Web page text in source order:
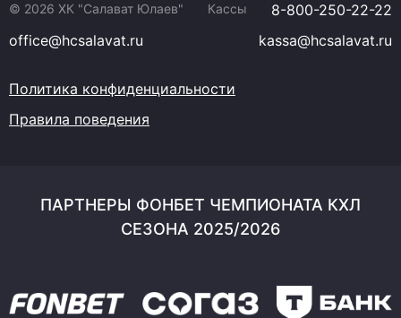
© 2026 ХК "Салават Юлаев" Кассы
8-800-250-22-22
office@hcsalavat.ru
kassa@hcsalavat.ru
Политика конфиденциальности
Правила поведения
ПАРТНЕРЫ ФОНБЕТ ЧЕМПИОНАТА КХЛ
СЕЗОНА 2025/2026